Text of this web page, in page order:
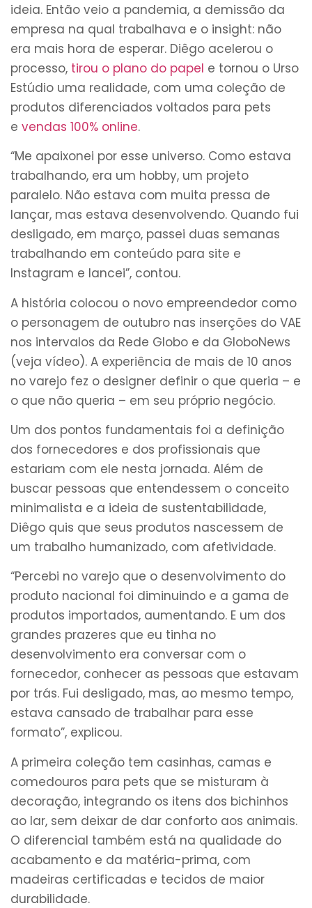
ideia. Então veio a pandemia, a demissão da
empresa na qual trabalhava e o insight: não
era mais hora de esperar. Diêgo acelerou o
processo, tirou o plano do papel e tornou o Urso
Estúdio uma realidade, com uma coleção de
produtos diferenciados voltados para pets
e vendas 100% online.
“Me apaixonei por esse universo. Como estava
trabalhando, era um hobby, um projeto
paralelo. Não estava com muita pressa de
lançar, mas estava desenvolvendo. Quando fui
desligado, em março, passei duas semanas
trabalhando em conteúdo para site e
Instagram e lancei”, contou.
A história colocou o novo empreendedor como
o personagem de outubro nas inserções do VAE
nos intervalos da Rede Globo e da GloboNews
(veja vídeo). A experiência de mais de 10 anos
no varejo fez o designer definir o que queria – e
o que não queria – em seu próprio negócio.
Um dos pontos fundamentais foi a definição
dos fornecedores e dos profissionais que
estariam com ele nesta jornada. Além de
buscar pessoas que entendessem o conceito
minimalista e a ideia de sustentabilidade,
Diêgo quis que seus produtos nascessem de
um trabalho humanizado, com afetividade.
“Percebi no varejo que o desenvolvimento do
produto nacional foi diminuindo e a gama de
produtos importados, aumentando. E um dos
grandes prazeres que eu tinha no
desenvolvimento era conversar com o
fornecedor, conhecer as pessoas que estavam
por trás. Fui desligado, mas, ao mesmo tempo,
estava cansado de trabalhar para esse
formato”, explicou.
A primeira coleção tem casinhas, camas e
comedouros para pets que se misturam à
decoração, integrando os itens dos bichinhos
ao lar, sem deixar de dar conforto aos animais.
O diferencial também está na qualidade do
acabamento e da matéria-prima, com
madeiras certificadas e tecidos de maior
durabilidade.